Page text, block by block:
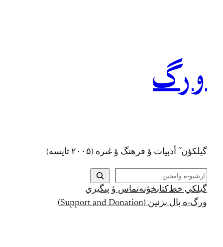
ورگ
گيلکؤن ٚ أدبیات ؤ فرهنگ ؤ غىره (۲۰۰۵ تايسه)
ج
س
ت
ج
گيلکي خط کتابخؤنهتماس ؤ پىگيري
ورگ-ه بال بزنين (Support and Donation)